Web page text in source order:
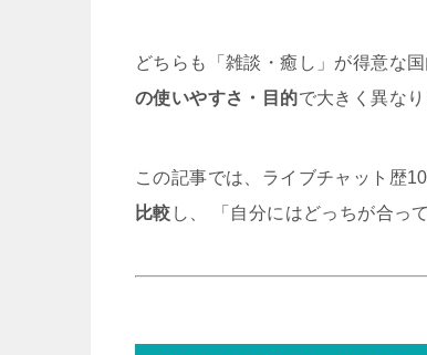
どちらも「雑談・癒し」が得意な
の使いやすさ・目的で大きく異なり
この記事では、ライブチャット歴
比較 し、 「自分にはどっちが合っ